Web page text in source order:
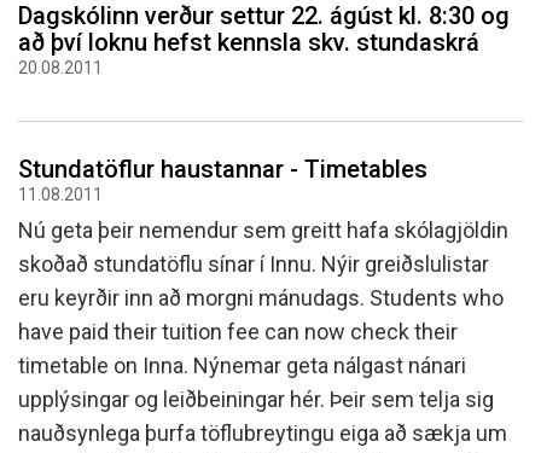
Dagskólinn verður settur 22. ágúst kl. 8:30 og
að því loknu hefst kennsla skv. stundaskrá
20.08.2011
Stundatöflur haustannar - Timetables
11.08.2011
Nú geta þeir nemendur sem greitt hafa skólagjöldin
skoðað stundatöflu sínar í Innu. Nýir greiðslulistar
eru keyrðir inn að morgni mánudags. Students who
have paid their tuition fee can now check their
timetable on Inna. Nýnemar geta nálgast nánari
upplýsingar og leiðbeiningar hér. Þeir sem telja sig
nauðsynlega þurfa töflubreytingu eiga að sækja um